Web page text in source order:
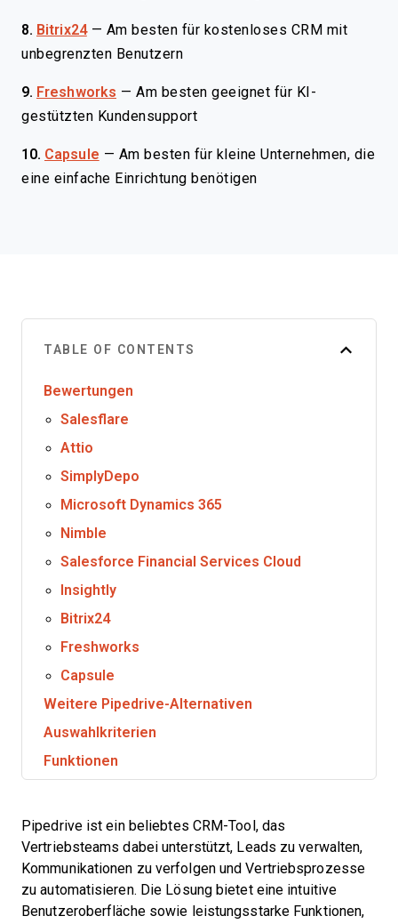
8. Bitrix24 — Am besten für kostenloses CRM mit
unbegrenzten Benutzern
9. Freshworks — Am besten geeignet für KI-
gestützten Kundensupport
10. Capsule — Am besten für kleine Unternehmen, die
eine einfache Einrichtung benötigen
TABLE OF CONTENTS
Bewertungen
Salesflare
Attio
SimplyDepo
Microsoft Dynamics 365
Nimble
Salesforce Financial Services Cloud
Insightly
Bitrix24
Freshworks
Capsule
Weitere Pipedrive-Alternativen
Auswahlkriterien
Funktionen
Pipedrive ist ein beliebtes CRM-Tool, das
Vertriebsteams dabei unterstützt, Leads zu verwalten,
Kommunikationen zu verfolgen und Vertriebsprozesse
zu automatisieren. Die Lösung bietet eine intuitive
Benutzeroberfläche sowie leistungsstarke Funktionen,